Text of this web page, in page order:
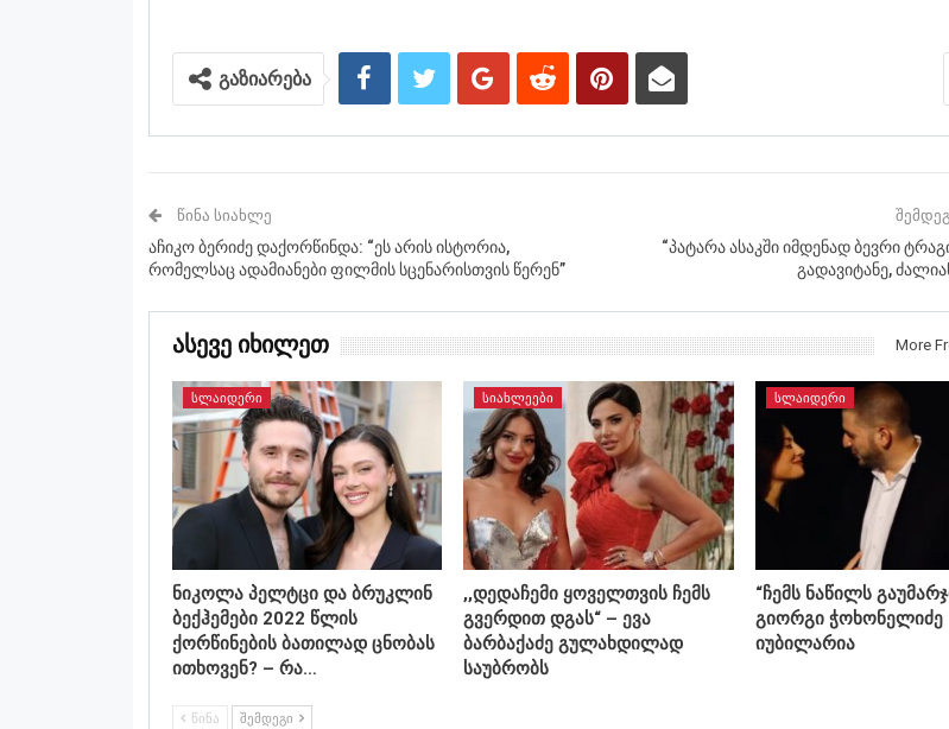
გაზიარება
ᲬᲘᲜᲐ ᲡᲘᲐᲮᲚᲔ
აჩიკო ბერიძე დაქორწინდა: “ეს არის ისტორია,
რომელსაც ადამიანები ფილმის სცენარისთვის წერენ”
“პატარა ასაკში იმდენად ბევრი
გადავიტანე,
Ასევე Იხილეთ More
ᲡᲚᲐᲘᲓᲔᲠᲘ
ნიკოლა პელტცი და ბრუკლინ
ბექჰემები 2022 წლის
ქორწინების ბათილად ცნობას
ითხოვენ? – რა…
ᲡᲘᲐᲮᲚᲔᲔᲑᲘ
,,დედაჩემი ყოველთვის ჩემს
გვერდით დგას“ – ევა
ბარბაქაძე გულახდილად
საუბრობს
ᲡᲚᲐᲘᲓᲔᲠᲘ
“ჩემს ნაწილს
გიორგი ჭოხონელიძე
იუბილარია
ᲬᲘᲜᲐ ᲨᲔᲛᲓᲔᲒᲘ